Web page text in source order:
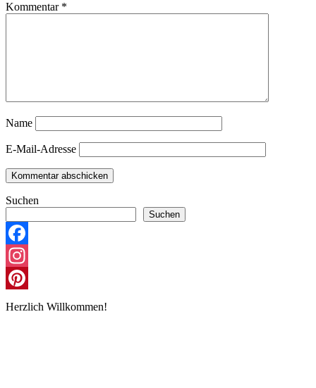
Kommentar *
Name
E-Mail-Adresse
Suchen
Suchen
Facebook
Instagram
Pinterest
Herzlich Willkommen!